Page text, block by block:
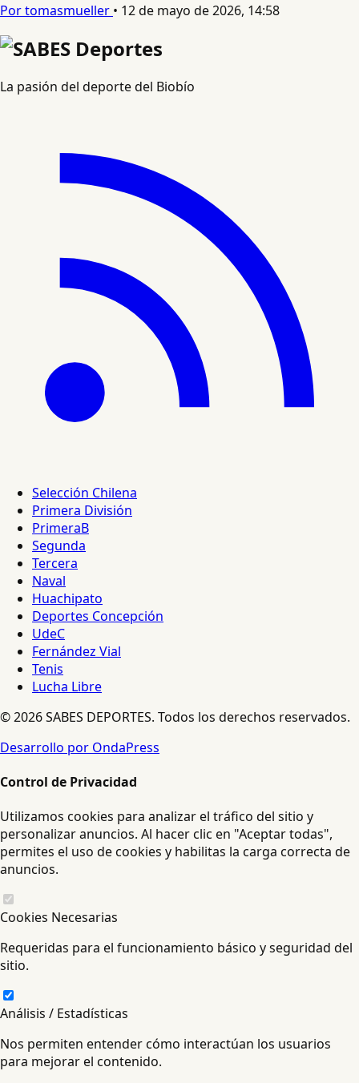
Por tomasmueller • 12 de mayo de 2026, 14:58
La pasión del deporte del Biobío
Selección Chilena
Primera División
PrimeraB
Segunda
Tercera
Naval
Huachipato
Deportes Concepción
UdeC
Fernández Vial
Tenis
Lucha Libre
© 2026 SABES DEPORTES. Todos los derechos reservados.
Desarrollo por OndaPress
Control de Privacidad
Utilizamos cookies para analizar el tráfico del sitio y
personalizar anuncios. Al hacer clic en "Aceptar todas",
permites el uso de cookies y habilitas la carga correcta de
anuncios.
Cookies Necesarias
Requeridas para el funcionamiento básico y seguridad del
sitio.
Análisis / Estadísticas
Nos permiten entender cómo interactúan los usuarios
para mejorar el contenido.